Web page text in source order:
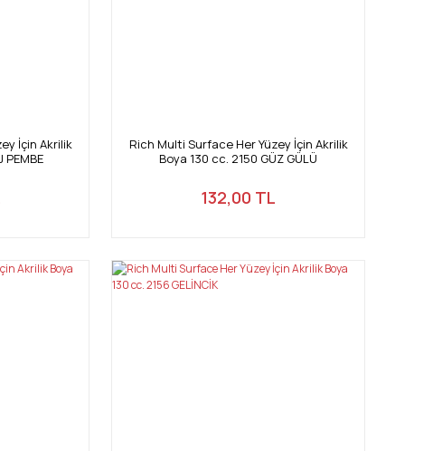
İçin Akrilik
PEMBE
Rich Multi Surface Her Yüzey İçin Akrilik
Boya 130 cc. 2150 GÜZ GÜLÜ
132,00 TL